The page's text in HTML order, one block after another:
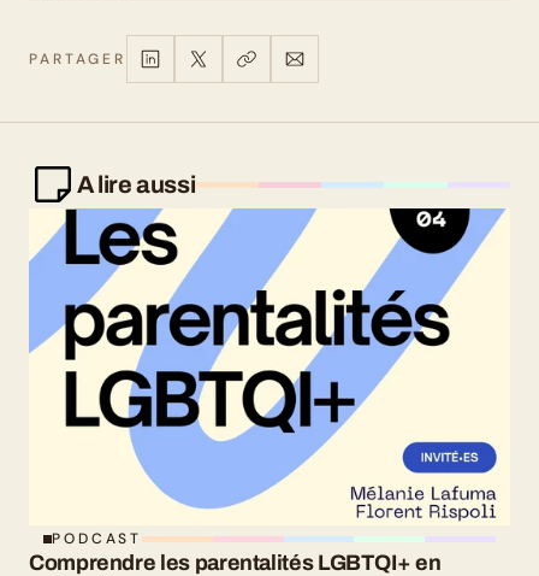
PARTAGER
A lire aussi
PODCAST
Comprendre les parentalités LGBTQI+ en